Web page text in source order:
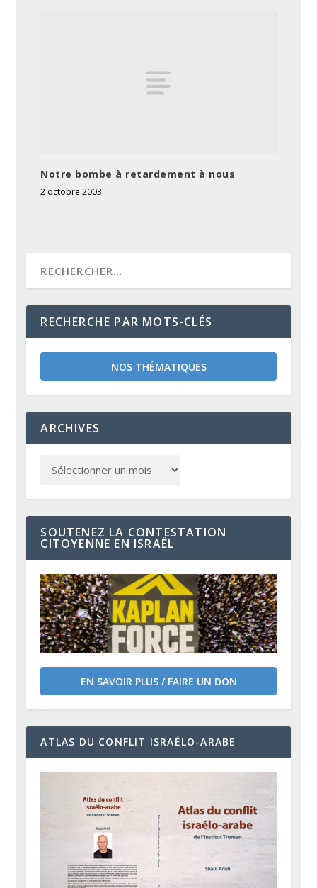
Notre bombe à retardement à nous
2 octobre 2003
RECHERCHE PAR MOTS-CLÉS
NOS THÉMATIQUES
ARCHIVES
SOUTENEZ LA CONTESTATION
CITOYENNE EN ISRAËL
EN SAVOIR PLUS / FAIRE UN DON
ATLAS DU CONFLIT ISRAÉLO-ARABE